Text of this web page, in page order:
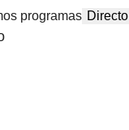
programas Directo